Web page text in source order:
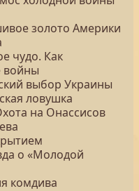
золото Америки
чудо. Как
войны
выбор Украины
ловушка
на Онассисов
о «Молодой
комдива